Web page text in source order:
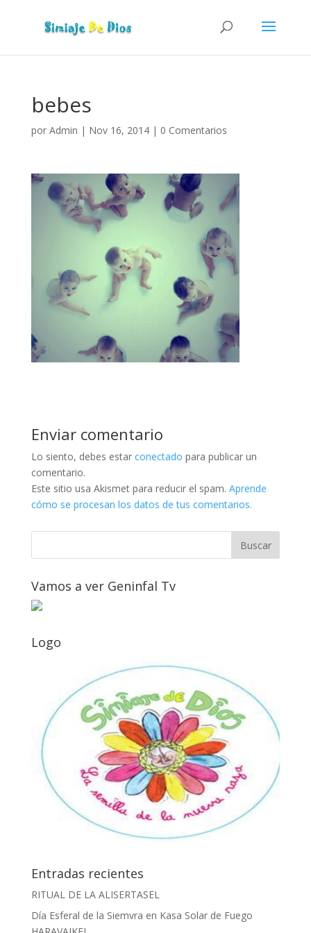
bebes
por Admin | Nov 16, 2014| 0 Comentarios
Enviar comentario
Lo siento, debes estar conectado para publicar un
comentario.
Este sitio usa Akismet para reducir el spam. Aprende
cómo se procesan los datos de tus comentarios.
Vamos a ver Geninfal Tv
Logo
Entradas recientes
RITUAL DE LA ALISERTASEL
Día Esferal de la Siemvra en Kasa Solar de Fuego